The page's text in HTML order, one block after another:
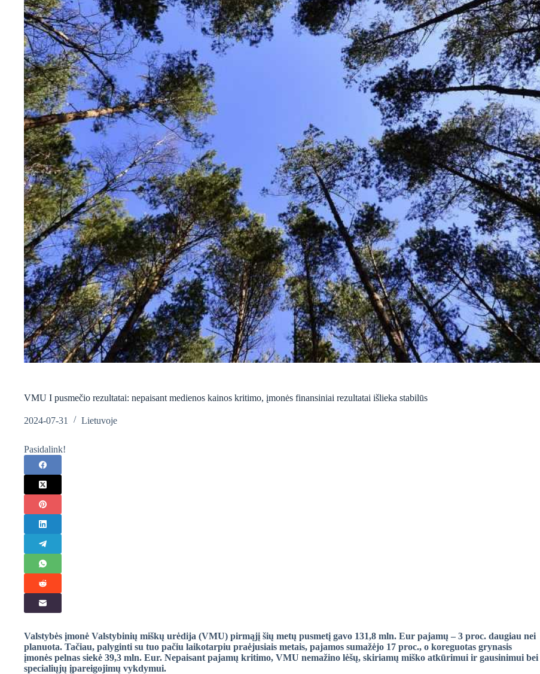
VMU I pusmečio rezultatai: nepaisant medienos kainos kritimo, įmonės finansiniai rezultatai išlieka stabilūs
2024-07-31 Lietuvoje
Pasidalink!
Valstybės įmonė Valstybinių miškų urėdija (VMU) pirmąjį šių metų pusmetį gavo 131,8 mln. Eur pajamų – 3 proc. daugiau nei
planuota. Tačiau, palyginti su tuo pačiu laikotarpiu praėjusiais metais, pajamos sumažėjo 17 proc., o koreguotas grynasis
įmonės pelnas siekė 39,3 mln. Eur. Nepaisant pajamų kritimo, VMU nemažino lėšų, skiriamų miško atkūrimui ir gausinimui bei
specialiųjų įpareigojimų vykdymui.